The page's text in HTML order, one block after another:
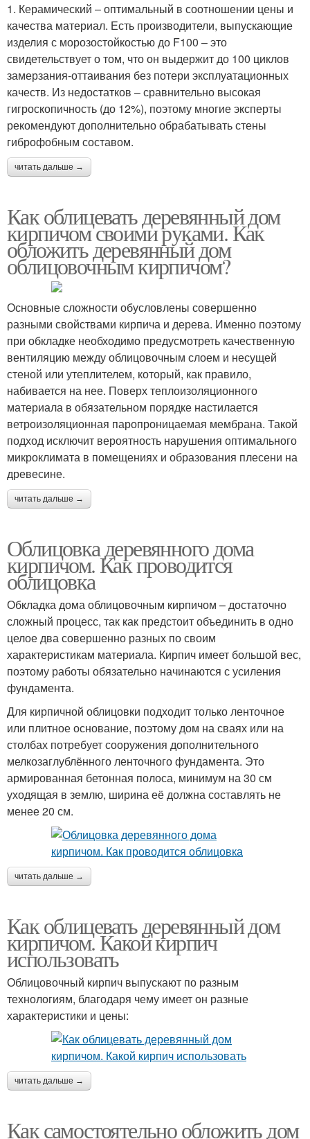
1. Керамический – оптимальный в соотношении цены и
качества материал. Есть производители, выпускающие
изделия с морозостойкостью до F100 – это
свидетельствует о том, что он выдержит до 100 циклов
замерзания-оттаивания без потери эксплуатационных
качеств. Из недостатков – сравнительно высокая
гигроскопичность (до 12%), поэтому многие эксперты
рекомендуют дополнительно обрабатывать стены
гиброфобным составом.
читать дальше →
Как облицевать деревянный дом
кирпичом своими руками. Как
обложить деревянный дом
облицовочным кирпичом?
Основные сложности обусловлены совершенно
разными свойствами кирпича и дерева. Именно поэтому
при обкладке необходимо предусмотреть качественную
вентиляцию между облицовочным слоем и несущей
стеной или утеплителем, который, как правило,
набивается на нее. Поверх теплоизоляционного
материала в обязательном порядке настилается
ветроизоляционная паропроницаемая мембрана. Такой
подход исключит вероятность нарушения оптимального
микроклимата в помещениях и образования плесени на
древесине.
читать дальше →
Облицовка деревянного дома
кирпичом. Как проводится
облицовка
Обкладка дома облицовочным кирпичом – достаточно
сложный процесс, так как предстоит объединить в одно
целое два совершенно разных по своим
характеристикам материала. Кирпич имеет большой вес,
поэтому работы обязательно начинаются с усиления
фундамента.
Для кирпичной облицовки подходит только ленточное
или плитное основание, поэтому дом на сваях или на
столбах потребует сооружения дополнительного
мелкозаглублённого ленточного фундамента. Это
армированная бетонная полоса, минимум на 30 см
уходящая в землю, ширина её должна составлять не
менее 20 см.
читать дальше →
Как облицевать деревянный дом
кирпичом. Какой кирпич
использовать
Облицовочный кирпич выпускают по разным
технологиям, благодаря чему имеет он разные
характеристики и цены:
читать дальше →
Как самостоятельно обложить дом